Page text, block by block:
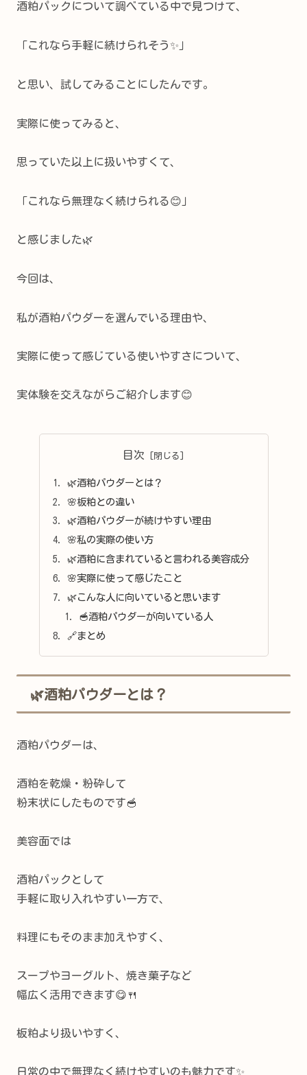
酒粕パックについて調べている中で見つけて、
「これなら手軽に続けられそう✨」
と思い、試してみることにしたんです。
実際に使ってみると、
思っていた以上に扱いやすくて、
「これなら無理なく続けられる😊」
と感じました🌿
今回は、
私が酒粕パウダーを選んでいる理由や、
実際に使って感じている使いやすさについて、
実体験を交えながらご紹介します😊
目次
🌿酒粕パウダーとは？
🌸板粕との違い
🌿酒粕パウダーが続けやすい理由
🌸私の実際の使い方
🌿酒粕に含まれていると言われる美容成分
🌸実際に使って感じたこと
🌿こんな人に向いていると思います
🥣酒粕パウダーが向いている人
🔗まとめ
🌿酒粕パウダーとは？
酒粕パウダーは、
酒粕を乾燥・粉砕して
粉末状にしたものです🥣
美容面では
酒粕パックとして
手軽に取り入れやすい一方で、
料理にもそのまま加えやすく、
スープやヨーグルト、焼き菓子など
幅広く活用できます😋🍴
板粕より扱いやすく、
日常の中で無理なく続けやすいのも魅力です✨